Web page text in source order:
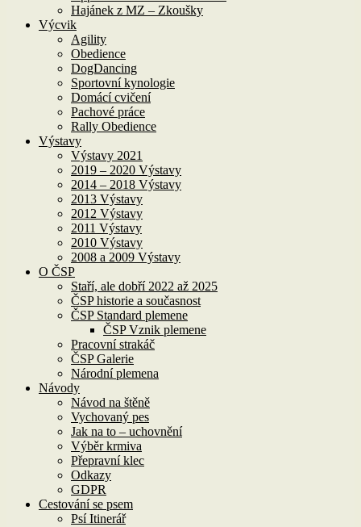
Hajánek z MZ – Zkoušky
Výcvik
Agility
Obedience
DogDancing
Sportovní kynologie
Domácí cvičení
Pachové práce
Rally Obedience
Výstavy
Výstavy 2021
2019 – 2020 Výstavy
2014 – 2018 Výstavy
2013 Výstavy
2012 Výstavy
2011 Výstavy
2010 Výstavy
2008 a 2009 Výstavy
O ČSP
Staří, ale dobří 2022 až 2025
ČSP historie a současnost
ČSP Standard plemene
ČSP Vznik plemene
Pracovní strakáč
ČSP Galerie
Národní plemena
Návody
Návod na štěně
Vychovaný pes
Jak na to – uchovnění
Výběr krmiva
Přepravní klec
Odkazy
GDPR
Cestování se psem
Psí Itinerář